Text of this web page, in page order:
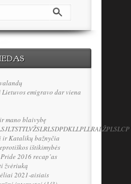
emigravo dar viena
mano blaivybę
ir Katalikų bažnyčia
ištikimybės
2016 recap’as
žvėriuką
2021-aisiais